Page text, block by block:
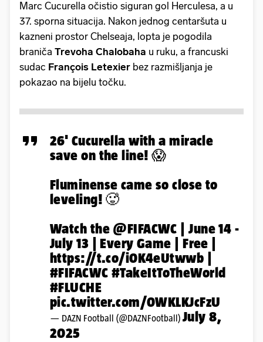
Marc Cucurella očistio siguran gol Herculesa, a u
37. sporna situacija. Nakon jednog centaršuta u
kazneni prostor Chelseaja, lopta je pogodila
braniča Trevoha Chalobaha u ruku, a francuski
sudac François Letexier bez razmišljanja je
pokazao na bijelu točku.
26' Cucurella with a miracle
save on the line! 😱
Fluminense came so close to
leveling! 🥵
Watch the @FIFACWC | June 14 -
July 13 | Every Game | Free |
https://t.co/i0K4eUtwwb
#FIFACWC #TakeItToTheWorld
#FLUCHE
pic.twitter.com/0WKLKJcFzU
— DAZN Football (@DAZNFootball) July 8,
2025